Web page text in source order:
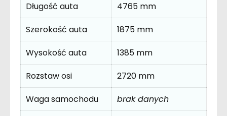
Długość auta
4765 mm
Szerokość auta
1875 mm
Wysokość auta
1385 mm
Rozstaw osi
2720 mm
Waga samochodu
brak danych